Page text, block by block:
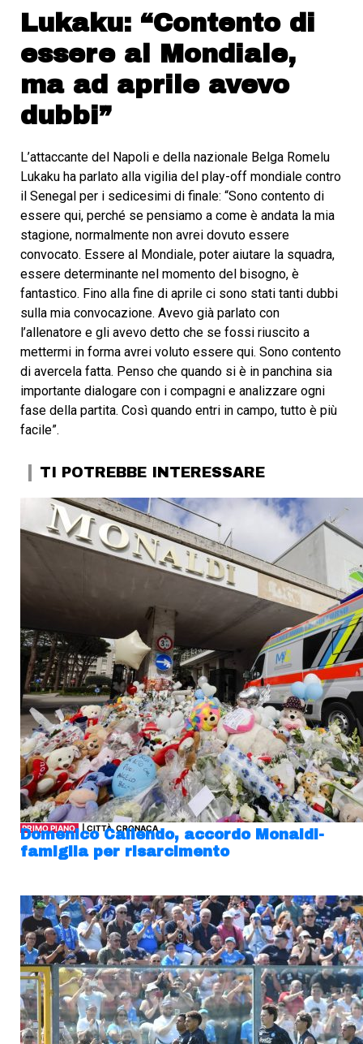
Lukaku: “Contento di
essere al Mondiale,
ma ad aprile avevo
dubbi”
L’attaccante del Napoli e della nazionale Belga Romelu
Lukaku ha parlato alla vigilia del play-off mondiale contro
il Senegal per i sedicesimi di finale: “Sono contento di
essere qui, perché se pensiamo a come è andata la mia
stagione, normalmente non avrei dovuto essere
convocato. Essere al Mondiale, poter aiutare la squadra,
essere determinante nel momento del bisogno, è
fantastico. Fino alla fine di aprile ci sono stati tanti dubbi
sulla mia convocazione. Avevo già parlato con
l’allenatore e gli avevo detto che se fossi riuscito a
mettermi in forma avrei voluto essere qui. Sono contento
di avercela fatta. Penso che quando si è in panchina sia
importante dialogare con i compagni e analizzare ogni
fase della partita. Così quando entri in campo, tutto è più
facile”.
TI POTREBBE INTERESSARE
PRIMO PIANO| CITTÀ, CRONACA
Domenico Caliendo, accordo Monaldi-
famiglia per risarcimento